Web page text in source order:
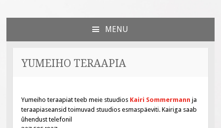
Väiksed Sammud
sünnitoetusega seotud veebileht
MENU
CONTENT
YUMEIHO TERAAPIA
Yumeiho teraapiat teeb meie stuudios Kairi Sommermann ja
teraapiaseansid toimuvad stuudios esmaspäeviti. Kairiga saab
ûhendust telefonil